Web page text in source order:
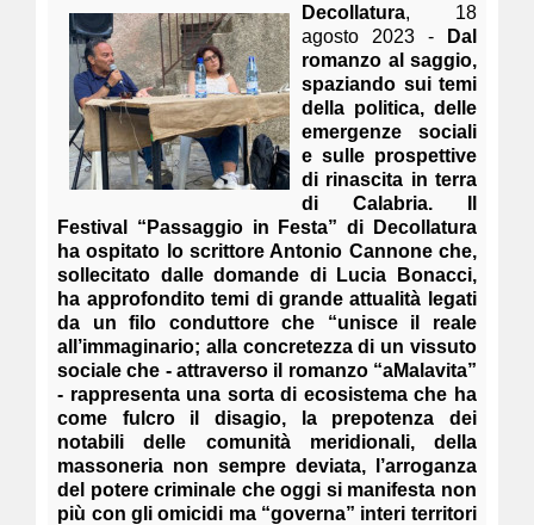
Decollatura, 18
agosto 2023 -Dal
romanzo al saggio,
spaziando sui temi
della politica, delle
emergenze sociali
e sulle prospettive
di rinascita in terra
di Calabria. Il
Festival “Passaggio in Festa” di Decollatura
ha ospitato lo scrittore Antonio Cannone che,
sollecitato dalle domande di Lucia Bonacci,
ha approfondito temi di grande attualità legati
da un filo conduttore che “unisce il reale
all’immaginario; alla concretezza di un vissuto
sociale che - attraverso il romanzo “aMalavita”
- rappresenta una sorta di ecosistema che ha
come fulcro il disagio, la prepotenza dei
notabili delle comunità meridionali, della
massoneria non sempre deviata, l’arroganza
del potere criminale che oggi si manifesta non
più con gli omicidi ma “governa” interi territori